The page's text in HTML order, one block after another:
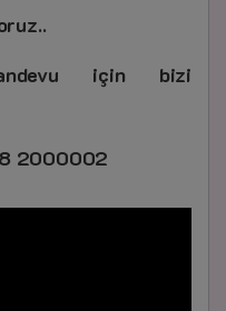
için bizi
2000002